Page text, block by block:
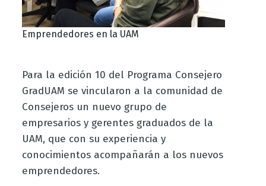
Emprendedores en la UAM
Para la edición 10 del Programa Consejero
GradUAM se vincularon a la comunidad de
Consejeros un nuevo grupo de
empresarios y gerentes graduados de la
UAM, que con su experiencia y
conocimientos acompañarán a los nuevos
emprendedores.